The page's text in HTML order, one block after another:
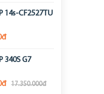
14s-CF2527TU
340S G7
17.350.000đ